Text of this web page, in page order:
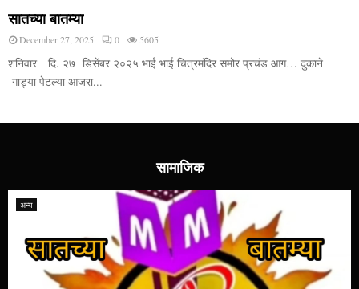
सातच्या बातम्या
December 27, 2025 0 5605
शनिवार दि. २७ डिसेंबर २०२५ भाई भाई चित्रमंदिर समोर प्रचंड आग… दुकाने
-गाड्या पेटल्या आजरा...
सामाजिक
अन्य